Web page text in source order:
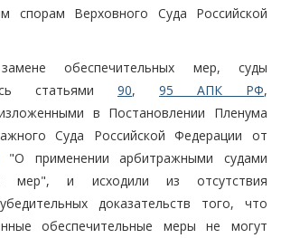
спорам Верховного Суда Российской
обеспечительных мер, суды
статьями 90, 95 АПК РФ,
в Постановлении Пленума
Суда Российской Федерации от
"О применении арбитражными судами
мер", и исходили из отсутствия
доказательств того, что
обеспечительные меры не могут